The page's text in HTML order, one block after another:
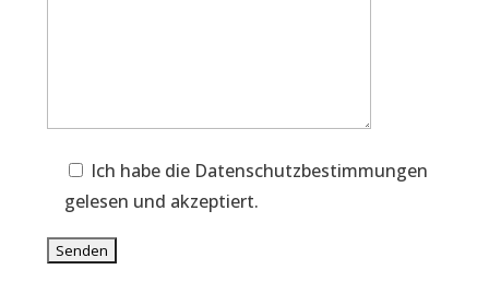
Ich habe die Datenschutzbestimmungen
gelesen und akzeptiert.